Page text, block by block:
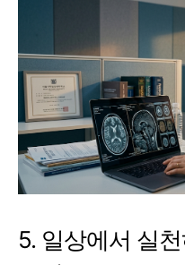
5. 일상에서 실